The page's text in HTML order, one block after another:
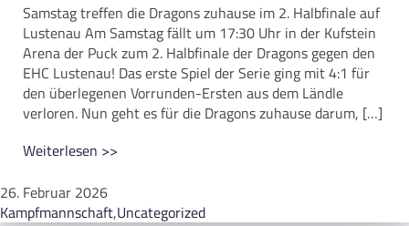
Samstag treffen die Dragons zuhause im 2. Halbfinale auf
Lustenau Am Samstag fällt um 17:30 Uhr in der Kufstein
Arena der Puck zum 2. Halbfinale der Dragons gegen den
EHC Lustenau! Das erste Spiel der Serie ging mit 4:1 für
den überlegenen Vorrunden-Ersten aus dem Ländle
verloren. Nun geht es für die Dragons zuhause darum, […]
Weiterlesen >>
26. Februar 2026
Kampfmannschaft,Uncategorized